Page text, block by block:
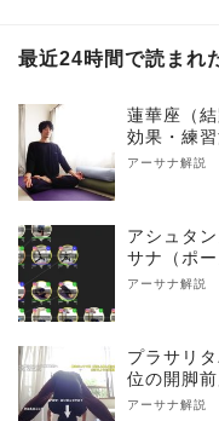
最近24時間で読まれ
蓮華座（
効果・練
アーサナ解
アシュタ
サナ（ポ
アーサナ解
プラサリ
位の開脚
アーサナ解